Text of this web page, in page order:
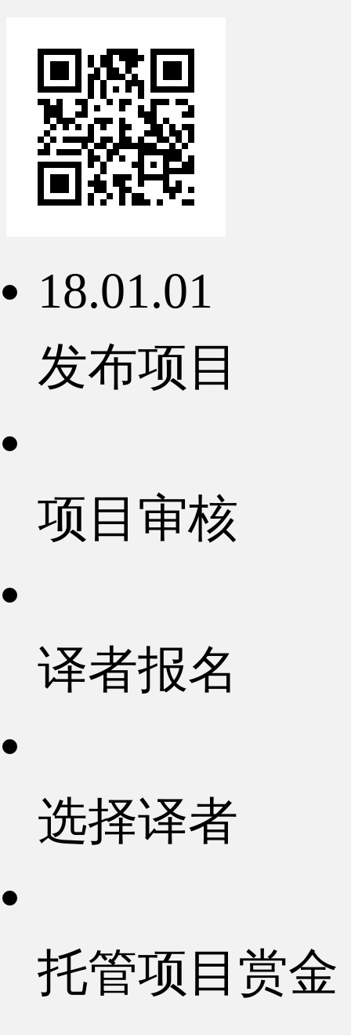
18.01.01
发布项目
项目审核
译者报名
选择译者
托管项目赏金